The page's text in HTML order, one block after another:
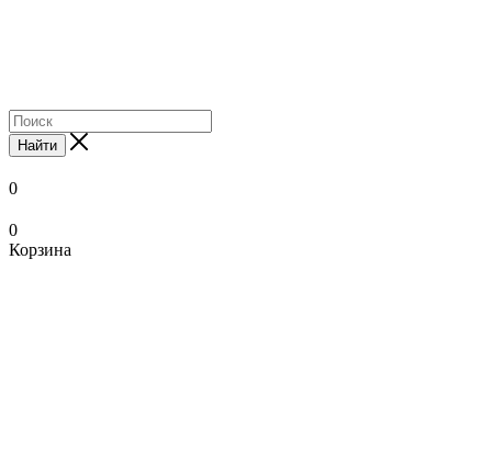
Найти
0
0
Корзина